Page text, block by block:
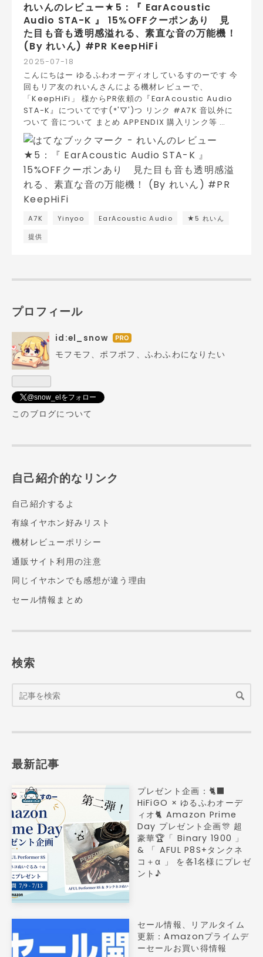
2025-07-18
れいんのレビュー★5：『 EarAcoustic
Audio STA-K 』 15%OFFクーポンあり 見
た目も音も透明感溢れる、素直な音の万能機！
(By れいん) #PR KeepHiFi
A7K Yinyoo EarAcoustic Audio
★5 れいん
提供
こんにちはー ゆるふわオーディオしているすのーです 今
回もリア友のれいんさんによる機材レビューで、
「KeepHiFi」 様からPR依頼の『EarAcoustic Audio
STA-K』についてです(*'▽')つ リンク #A7K 音以外に
ついて 音について まとめ APPENDIX 購入リンク等 …
プロフィール
id:el_snow はて
なブ
モフモフ、ポフポフ、ふわふわになりたい
@snow_elをフォロー
このブログについて
自己紹介的なリンク
自己紹介するよ
有線イヤホン好みリスト
機材レビューポリシー
通販サイト利用の注意
同じイヤホンでも感想が違う理由
セール情報まとめ
検索
最新記事
プレゼント企画：🐈‍⬛
HiFiGO × ゆるふわオーデ
ィオ🐈 Amazon Prime
Day プレゼント企画🎊 超
豪華🏆「 Binary 1900 」
& 「 AFUL P8S+タンクネ
コ＋α 」 を各1名様にプレゼ
ント♪
セール情報、リアルタイム
更新：Amazonプライムデ
ーセールお買い得情報